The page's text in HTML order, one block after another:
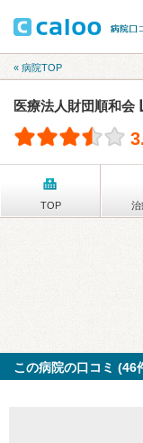
« 病院TOP
医療法人財団順和会
TOP 治
この病院の口コミ (46